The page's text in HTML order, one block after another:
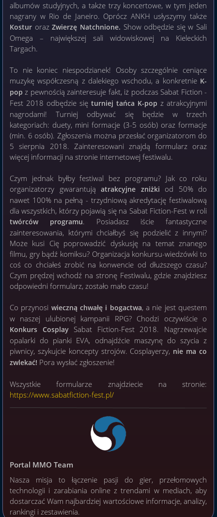
albumów studyjnych, a także trzy koncertowe, w tym jeden
nagrany w Rio de Janeiro. Oprócz ANKH usłyszymy także
Kostur orazZwierzę Natchnione. Show odbędzie się w Sali
Omega – największej sali widowiskowej na Kieleckich
Targach.
To nie koniec niespodzianek! Osoby szczególnie ceniące
muzykę współczesną z dalekiego wschodu, a konkretnie K-
pop z pewnością zainteresuje fakt, iż podczas Sabat Fiction -
Fest 2018 odbędzie sięturniej tańca K-pop z atrakcyjnymi
nagrodami! Turniej odbywać się będzie w trzech
kategoriach: duety, mini formacje (3-5 osób) oraz formacje
(min. 6 osób). Zgłoszenia można przesłać organizatorom do
5 sierpnia 2018. Zainteresowani znajdą formularz oraz
więcej informacji na stronie internetowej festiwalu.
Czym jednak byłby festiwal bez programu? Jak co roku
organizatorzy gwarantująatrakcyjne zniżki od 50% do
nawet 100% na pełną - trzydniową akredytację festiwalową
dla wszystkich, którzy pojawią się na Sabat Fiction-Fest w roli
twórców programu. Posiadasz iście fantastyczne
zainteresowania, którymi chciałbyś się podzielić z innymi?
Może kusi Cię poprowadzić dyskusję na temat znanego
filmu, gry bądź komiksu? Organizacja konkursu-wiedzówki to
coś co chciałeś zrobić na konwencie od dłuższego czasu?
Czym prędzej wchodź na stronę Festiwalu, gdzie znajdziesz
odpowiedni formularz, zostało mało czasu!
Co przynosi wieczną chwałę i bogactwa, a nie jest questem
w naszej ulubionej kampanii RPG? Chodzi oczywiście o
Konkurs CosplaySabat Fiction-Fest 2018. Nagrzewajcie
opalarki do pianki EVA, odnajdźcie maszynę do szycia z
piwnicy, szykujcie koncepty strojów. Cosplayerzy, nie ma co
zwlekać! Pora wysłać zgłoszenie!
Wszystkie formularze znajdziecie na stronie:
https://www.sabatfiction-fest.pl/
Portal MMO Team
Nasza misja to łączenie pasji do gier, przełomowych
technologii i zarabiania online z trendami w mediach, aby
dostarczać Wam najbardziej wartościowe informacje, analizy,
rankingi i zestawienia.